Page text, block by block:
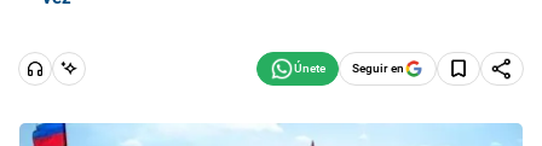
Seguir en